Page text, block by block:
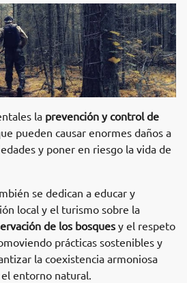
la prevención y control de
pueden causar enormes daños a
y poner en riesgo la vida de
se dedican a educar y
local y el turismo sobre la
de los bosques y el respeto
prácticas sostenibles y
la coexistencia armoniosa
entorno natural.